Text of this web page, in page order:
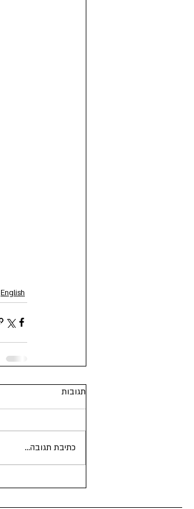
English
תגובות
כתיבת תגובה...